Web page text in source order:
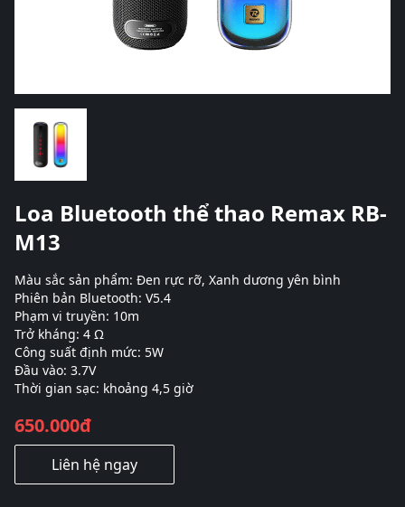
Loa Bluetooth thể thao Remax RB-
M13
Màu sắc sản phẩm: Đen rực rỡ, Xanh dương yên bình
Phiên bản Bluetooth: V5.4
Phạm vi truyền: 10m
Trở kháng: 4 Ω
Công suất định mức: 5W
Đầu vào: 3.7V
Thời gian sạc: khoảng 4,5 giờ
650.000đ
Liên hệ ngay